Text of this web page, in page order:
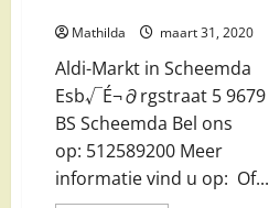
Mathilda maart 31, 2020
Aldi-Markt in Scheemda
Esb√É¬∂rgstraat 5 9679
BS Scheemda Bel ons
op: 512589200 Meer
informatie vind u op: Of...